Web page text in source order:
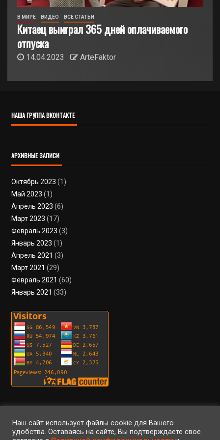
В МИРЕ ВИДЕО ВСЕ СТАТЬИ
Китаец выиграл 365 дней оплачиваемого
отпуска
14.04.2023 ArteFaktor
НАША ГРУППА ВКОНТАКТЕ
АРХИВНЫЕ ЗАПИСИ
Октябрь 2023 (1)
Май 2023 (1)
Апрель 2023 (6)
Март 2023 (17)
Февраль 2023 (3)
Январь 2023 (1)
Апрель 2021 (3)
Март 2021 (29)
Февраль 2021 (60)
Январь 2021 (33)
Условия использования файлов cookie
Вход Регистрация
Наш сайт использует файлы cookie для Вашего
удобства. Оставаясь на сайте, Вы подтверждаете своё